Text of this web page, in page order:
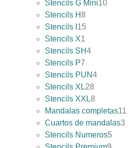
Stencils G Mini10
Stencils H8
Stencils I 15
Stencils X1
Stencils SH4
Stencils P7
Stencils PUN4
Stencils XL28
Stencils XXL8
Mandalas completas11
Cuartos de mandalas3
Stencils Numeros5